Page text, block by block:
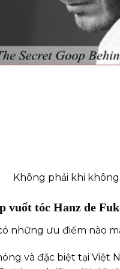
Không phải khi
vuốt tóc Hanz de
những ưu điểm nào
và đặc biệt tại Việt